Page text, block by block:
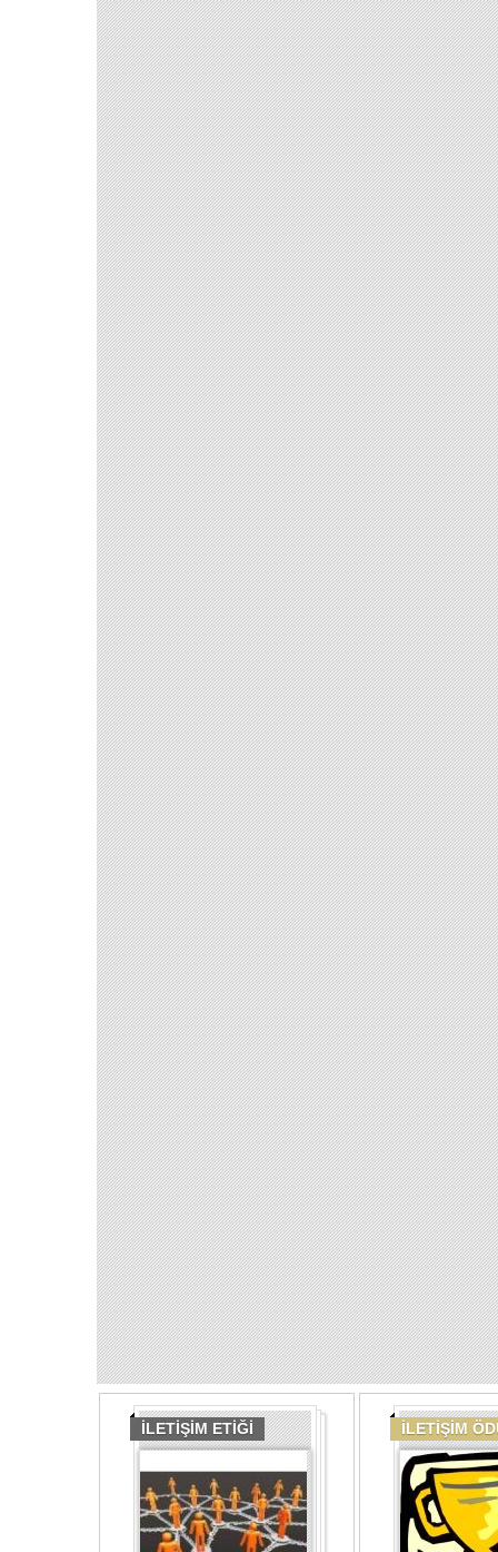
İLETİŞİM ETİĞİ İLETİŞİM